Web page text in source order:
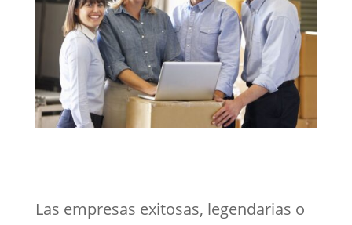
Las empresas exitosas, legendarias o